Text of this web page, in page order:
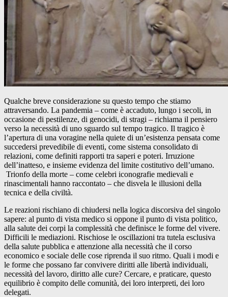
Qualche breve considerazione su questo tempo che stiamo
attraversando. La pandemia – come è accaduto, lungo i secoli, in
occasione di pestilenze, di genocidi, di stragi – richiama il pensiero
verso la necessità di uno sguardo sul tempo tragico. Il tragico è
l’apertura di una voragine nella quiete di un’esistenza pensata come
succedersi prevedibile di eventi, come sistema consolidato di
relazioni, come definiti rapporti tra saperi e poteri. Irruzione
dell’inatteso, e insieme evidenza del limite costitutivo dell’umano.
Trionfo della morte – come celebri iconografie medievali e
rinascimentali hanno raccontato – che disvela le illusioni della
tecnica e della civiltà.
Le reazioni rischiano di chiudersi nella logica discorsiva del singolo
sapere: al punto di vista medico si oppone il punto di vista politico,
alla salute dei corpi la complessità che definisce le forme del vivere.
Difficili le mediazioni. Rischiose le oscillazioni tra tutela esclusiva
della salute pubblica e attenzione alla necessità che il corso
economico e sociale delle cose riprenda il suo ritmo. Quali i modi e
le forme che possano far convivere diritti alle libertà individuali,
necessità del lavoro, diritto alle cure? Cercare, e praticare, questo
equilibrio è compito delle comunità, dei loro interpreti, dei loro
delegati.